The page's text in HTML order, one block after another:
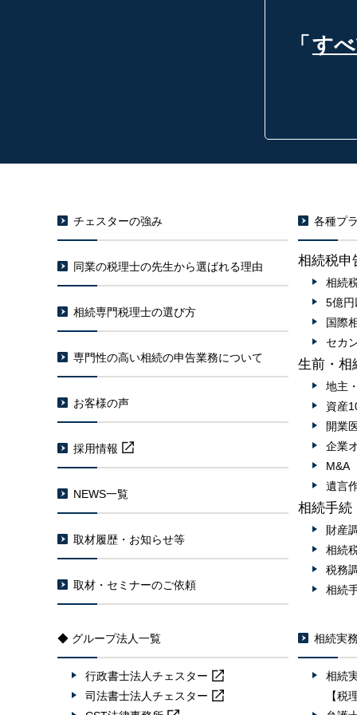
「 す
チェスターの強み
同業の税理士の先生から選ばれる理由
相続専門税理士の選び方
専門性の高い相続の申告業務について
お客様の声
採用情報
NEWS一覧
取材履歴・お知らせ等
取材・セミナーのご依頼
各種プ
相続税申
相続
5億
国際
セカ
生前・相
地主
資産
開業
企業
M&A
遺言
相続手続
財産
相続
税務
相続
◆ グループ法人一覧
行政書士法人チェスター
司法書士法人チェスター
相続実
相続
【税